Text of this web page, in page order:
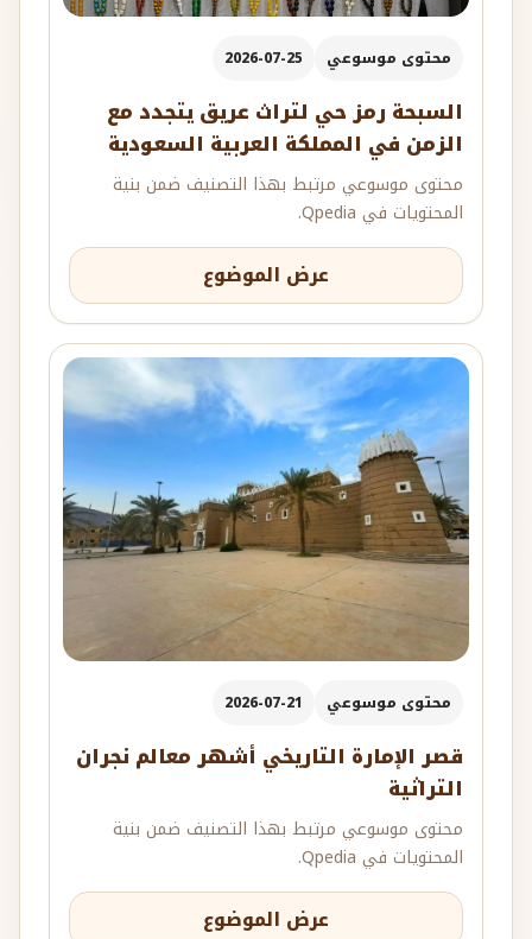
محتوى موسوعي 2026-07-25
السبحة رمز حي لتراث عريق يتجدد مع
الزمن في المملكة العربية السعودية
محتوى موسوعي مرتبط بهذا التصنيف ضمن بنية
المحتويات في Qpedia.
عرض الموضوع
محتوى موسوعي 2026-07-21
قصر الإمارة التاريخي أشهر معالم نجران
التراثية
محتوى موسوعي مرتبط بهذا التصنيف ضمن بنية
المحتويات في Qpedia.
عرض الموضوع